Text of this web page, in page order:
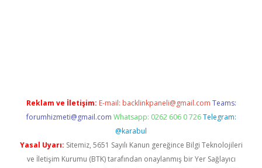
Reklam ve İletişim: E-mail: backlinkpaneli@gmail.com Teams:
forumhizmeti@gmail.com Whatsapp: 0262 606 0 726 Telegram:
@karabul
Yasal Uyarı: Sitemiz, 5651 Sayılı Kanun gereğince Bilgi Teknolojileri
ve İletişim Kurumu (BTK) tarafından onaylanmış bir Yer Sağlayıcı